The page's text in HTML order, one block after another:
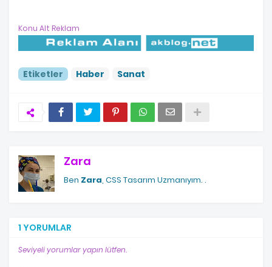
Konu Alt Reklam
Etiketler Haber Sanat
Zara
Ben Zara, CSS Tasarım Uzmanıyım. .
1 YORUMLAR
Seviyeli yorumlar yapın lütfen.